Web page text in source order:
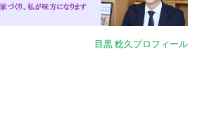
目黒 稔久プロフィール